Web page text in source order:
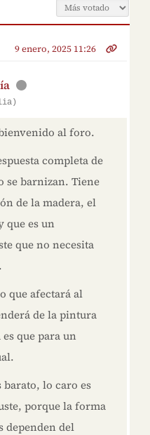
9 enero, 2025 11:26
al foro.
completa de
se barnizan. Tiene
de la madera, el
que es un
que no necesita
que afectará al
de la pintura
que para un
barato, lo caro es
porque la forma
dependen del